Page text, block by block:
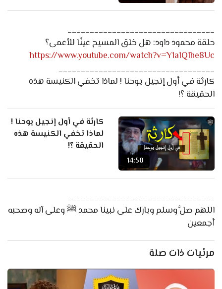
_________________________________
حلقة محمود داود: هل خلق المسيح عينًا للأعمى؟
https://www.youtube.com/watch?v=Y1a1Q1he8Uc
___________________________________
كارثة في أول إنجيل يوحنا ! لماذا تخفي الكنيسة هذه
الحقيقة ؟!
14:50
كارثة في أول إنجيل يوحنا !
لماذا تخفي الكنيسة هذه
الحقيقة ؟!
_________________________________
اللهم صلَّ وسلم وبارك على نبينا محمد ﷺ وعلى آله وصحبه
أجمعين
مرئيات ذات صلة